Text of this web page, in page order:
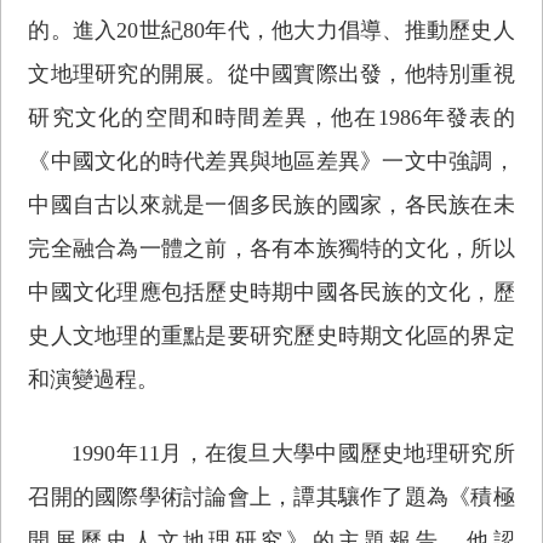
的。進入20世紀80年代，他大力倡導、推動歷史人
文地理研究的開展。從中國實際出發，他特別重視
研究文化的空間和時間差異，他在1986年發表的
《中國文化的時代差異與地區差異》一文中強調，
中國自古以來就是一個多民族的國家，各民族在未
完全融合為一體之前，各有本族獨特的文化，所以
中國文化理應包括歷史時期中國各民族的文化，歷
史人文地理的重點是要研究歷史時期文化區的界定
和演變過程。
1990年11月，在復旦大學中國歷史地理研究所
召開的國際學術討論會上，譚其驤作了題為《積極